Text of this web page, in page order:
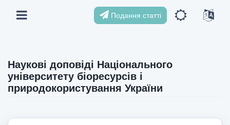
Подання статті
Наукові доповіді Національного
університету біоресурсів і
природокористування України